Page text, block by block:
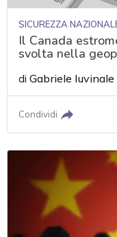
SICUREZZA
Il Canada
svolta nella
diGabriele Iuvinale
Condividi